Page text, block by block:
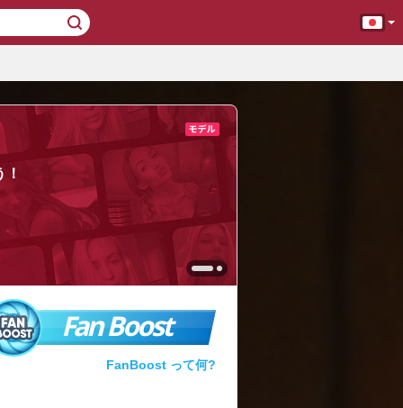
Fan Boost
FanBoost って何?